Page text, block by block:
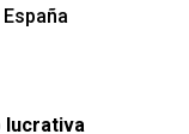
lucrativa